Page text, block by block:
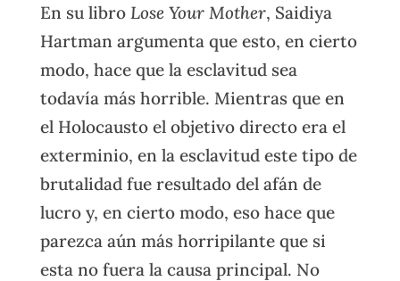
En su libro Lose Your Mother, Saidiya
Hartman argumenta que esto, en cierto
modo, hace que la esclavitud sea
todavía más horrible. Mientras que en
el Holocausto el objetivo directo era el
exterminio, en la esclavitud este tipo de
brutalidad fue resultado del afán de
lucro y, en cierto modo, eso hace que
parezca aún más horripilante que si
esta no fuera la causa principal. No